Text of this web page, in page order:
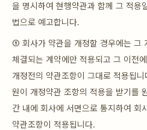
을 명시하여 현행약관과 함께 그 적용
법으로 예고합니다.
⑤ 회사가 약관을 개정할 경우에는 그
체결되는 계약에만 적용되고 그 이전
개정전의 약관조항이 그대로 적용됩
원이 개정약관 조항의 적용을 받기를
간 내에 회사에 서면으로 통지하여 회
약관조항이 적용됩니다.